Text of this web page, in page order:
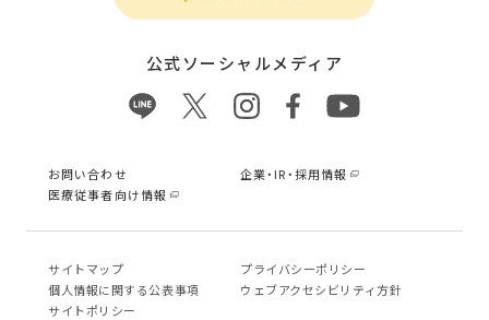
公式ソーシャルメディア
お問い合わせ
企業・IR・採用情報
医療従事者向け情報
サイトマップ
プライバシーポリシー
個⼈情報に関する公表事項
ウェブアクセシビリティ方針
サイトポリシー